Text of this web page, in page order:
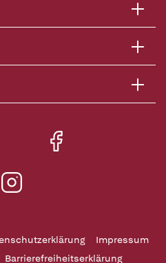
Impressum
Barrierefreiheitserklärung